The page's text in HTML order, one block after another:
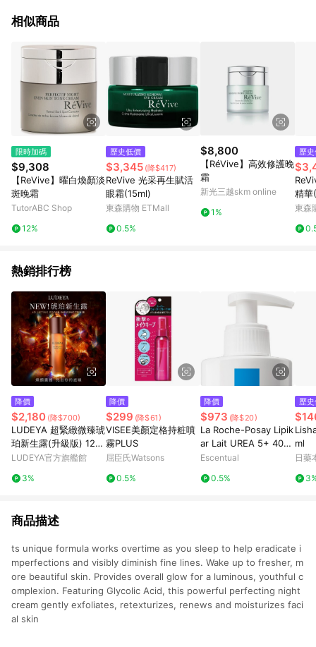
相似商品
限時加碼
$9,308
【ReVive】曜白煥顏淡
斑晚霜
TutorABC Shop
12%
歷史低價
$3,345 (降$417)
ReVive 光采再生賦活
眼霜(15ml)
東森購物 ETMall
0.5%
$8,800
【RéVive】高效修護晚
霜
新光三越skm online
1%
歷
精華
東森
熱銷排行榜
降價
$2,180 (降$700)
LUDEYA 超緊緻微臻琥
珀新生露(升級版) 120
ml
LUDEYA官方旗艦館
3%
降價
$299 (降$61)
VISEE美顏定格持粧噴
霧PLUS
屈臣氏Watsons
0.5%
降價
$973 (降$20)
La Roche-Posay Lipik
ar Lait UREA 5+ 400
ml
Escentual
0.5%
歷
ml
日藥
商品描述
ts unique formula works overtime as you sleep to help eradicate i
mperfections and visibly diminish fine lines. Wake up to fresher, m
ore beautiful skin. Provides overall glow for a luminous, youthful c
omplexion. Featuring Glycolic Acid, this powerful perfecting night
cream gently exfoliates, retexturizes, renews and moisturizes faci
al skin